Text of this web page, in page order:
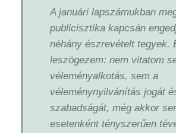
A januári lapszámukban
publicisztika kapcsán
néhány észrevételt tegyek.
leszögezem: nem vitatom
véleményalkotás, sem a
véleménynyilvánítás jogát
szabadságát, még akkor
esetenként tényszerűen